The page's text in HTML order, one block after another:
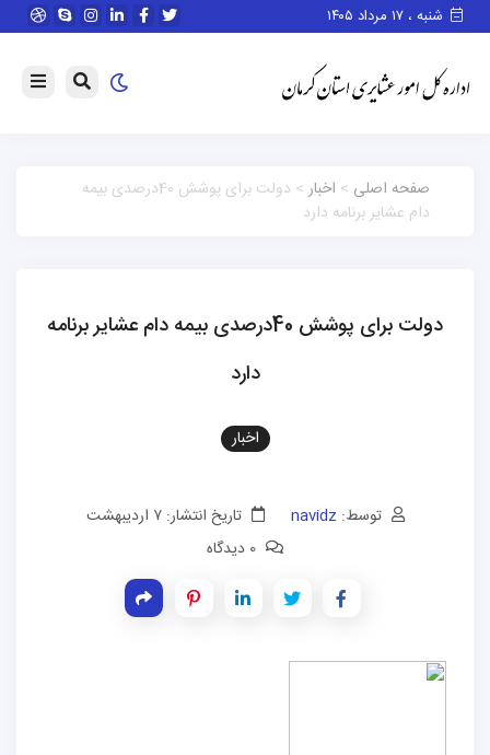
شنبه ، ۱۷ مرداد ۱۴۰۵
صفحه اصلی > اخبار
> دولت برای پوشش 40درصدی بیمه
دام عشایر برنامه دارد
دولت برای پوشش 40درصدی بیمه دام عشایر برنامه
دارد
اخبار
توسط:navidz
تاریخ انتشار: ۷ اردیبهشت